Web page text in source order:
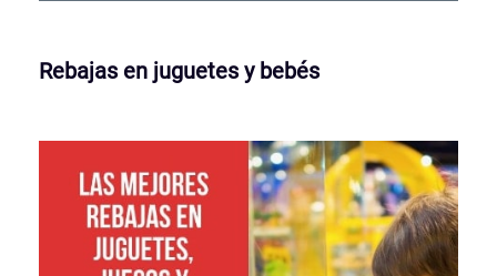
Rebajas en juguetes y bebés